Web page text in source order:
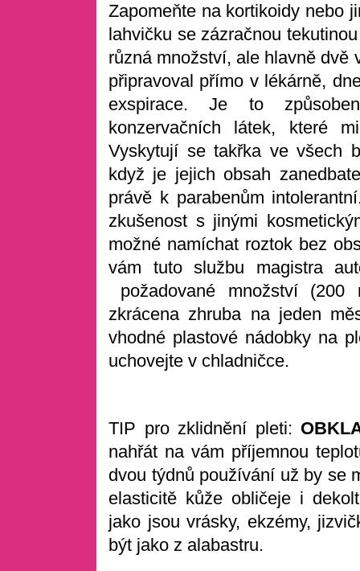
Zapomeňte na kortikoidy nebo
lahvičku se zázračnou
různá množství, ale hlavně dvě
připravoval přímo v lékárně,
exspirace. Je to
konzervačních látek, které
Vyskytují se takřka ve všech
když je jejich obsah
právě k parabenům
zkušenost s jinými
možné namíchat roztok bez
vám tuto službu magistra
požadované množství
zkrácena zhruba na jeden
vhodné plastové nádobky na
uchovejte v chladničce.
TIP pro zklidnění pleti:
nahřát na vám příjemnou
dvou týdnů používání už by se
elasticitě kůže obličeje i
jako jsou vrásky, ekzémy,
být jako z alabastru.